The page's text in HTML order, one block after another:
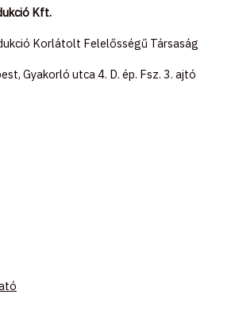
Kft.
Korlátolt Felelősségű Társaság
Gyakorló utca 4. D. ép. Fsz. 3. ajtó